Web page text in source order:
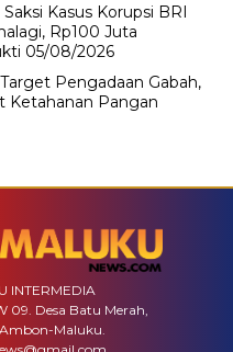
Kasus Korupsi BRI
Rp100 Juta
05/08/2026
Pengadaan Gabah,
Ketahanan Pangan
INTERMEDIA
09. Desa Batu Merah,
Maluku.